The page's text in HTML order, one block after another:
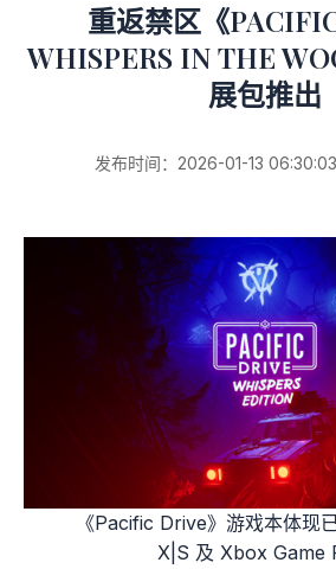
重返禁区《
WHISPERS IN THE
展包推出
发布时间：2026-01-13 06:30:03
《Pacific Drive》游戏本体现
X|S 及 Xbox Game